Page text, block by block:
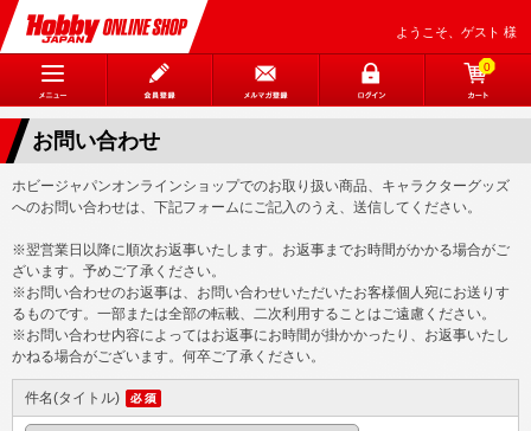
ようこそ、ゲスト 様
0
お問い合わせ
ホビージャパンオンラインショップでのお取り扱い商品、キャラクターグッズ
へのお問い合わせは、下記フォームにご記入のうえ、送信してください。
※翌営業日以降に順次お返事いたします。お返事までお時間がかかる場合がご
ざいます。予めご了承ください。
※お問い合わせのお返事は、お問い合わせいただいたお客様個人宛にお送りす
るものです。一部または全部の転載、二次利用することはご遠慮ください。
※お問い合わせ内容によってはお返事にお時間が掛かかったり、お返事いたし
かねる場合がございます。何卒ご了承ください。
件名(タイトル)